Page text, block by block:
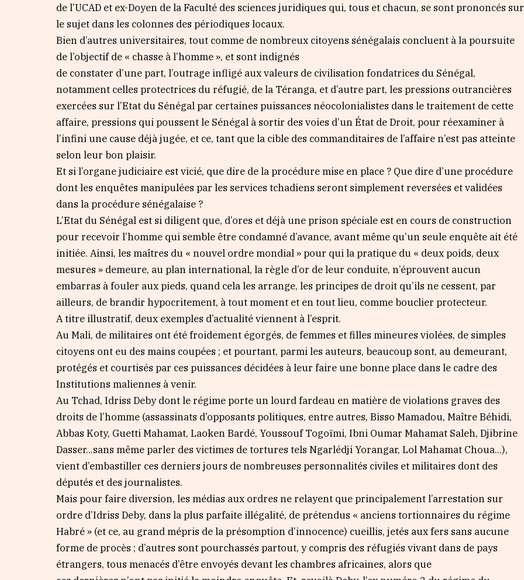
de l’UCAD et ex-Doyen de la Faculté des sciences juridiques qui, tous et chacun, se sont prononcés sur
le sujet dans les colonnes des périodiques locaux.
Bien d’autres universitaires, tout comme de nombreux citoyens sénégalais concluent à la poursuite
de l’objectif de « chasse à l’homme », et sont indignés
de constater d’une part, l’outrage infligé aux valeurs de civilisation fondatrices du Sénégal,
notamment celles protectrices du réfugié, de la Téranga, et d’autre part, les pressions outrancières
exercées sur l’Etat du Sénégal par certaines puissances néocolonialistes dans le traitement de cette
affaire, pressions qui poussent le Sénégal à sortir des voies d’un État de Droit, pour réexaminer à
l’infini une cause déjà jugée, et ce, tant que la cible des commanditaires de l’affaire n’est pas atteinte
selon leur bon plaisir.
Et si l’organe judiciaire est vicié, que dire de la procédure mise en place ? Que dire d’une procédure
dont les enquêtes manipulées par les services tchadiens seront simplement reversées et validées
dans la procédure sénégalaise ?
L’Etat du Sénégal est si diligent que, d’ores et déjà une prison spéciale est en cours de construction
pour recevoir l’homme qui semble être condamné d’avance, avant même qu’un seule enquête ait été
initiée. Ainsi, les maîtres du « nouvel ordre mondial » pour qui la pratique du « deux poids, deux
mesures » demeure, au plan international, la règle d’or de leur conduite, n’éprouvent aucun
embarras à fouler aux pieds, quand cela les arrange, les principes de droit qu’ils ne cessent, par
ailleurs, de brandir hypocritement, à tout moment et en tout lieu, comme bouclier protecteur.
A titre illustratif, deux exemples d’actualité viennent à l’esprit.
Au Mali, de militaires ont été froidement égorgés, de femmes et filles mineures violées, de simples
citoyens ont eu des mains coupées ; et pourtant, parmi les auteurs, beaucoup sont, au demeurant,
protégés et courtisés par ces puissances décidées à leur faire une bonne place dans le cadre des
Institutions maliennes à venir.
Au Tchad, Idriss Deby dont le régime porte un lourd fardeau en matière de violations graves des
droits de l’homme (assassinats d’opposants politiques, entre autres, Bisso Mamadou, Maître Béhidi,
Abbas Koty, Guetti Mahamat, Laoken Bardé, Youssouf Togoïmi, Ibni Oumar Mahamat Saleh, Djibrine
Dasser…sans même parler des victimes de tortures tels Ngarlédji Yorangar, Lol Mahamat Choua…),
vient d’embastiller ces derniers jours de nombreuses personnalités civiles et militaires dont des
députés et des journalistes.
Mais pour faire diversion, les médias aux ordres ne relayent que principalement l’arrestation sur
ordre d’Idriss Deby, dans la plus parfaite illégalité, de prétendus « anciens tortionnaires du régime
Habré » (et ce, au grand mépris de la présomption d’innocence) cueillis, jetés aux fers sans aucune
forme de procès ; d’autres sont pourchassés partout, y compris des réfugiés vivant dans de pays
étrangers, tous menacés d’être envoyés devant les chambres africaines, alors que